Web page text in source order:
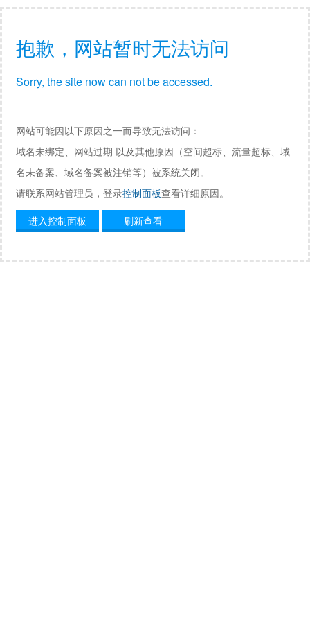
抱歉，网站暂时无法访问
Sorry, the site now can not be accessed.
网站可能因以下原因之一而导致无法访问：
域名未绑定、网站过期 以及其他原因（空间超标、流量超标、域
名未备案、域名备案被注销等）被系统关闭。
请联系网站管理员，登录控制面板查看详细原因。
进入控制面板
刷新查看